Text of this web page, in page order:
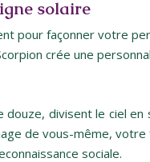
solaire
pour façonner votre
crée une
divisent le ciel
de vous-même,
sociale.